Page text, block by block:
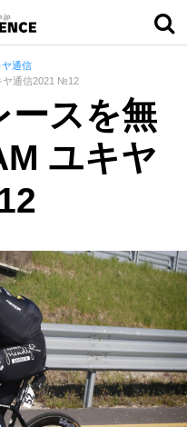
ヤ通信
ヤ通信2021 №12
ースを無
ユキヤ